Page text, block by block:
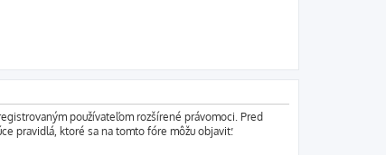
používateľom rozšírené právomoci. Pred
pravidlá, ktoré sa na tomto fóre môžu objaviť.